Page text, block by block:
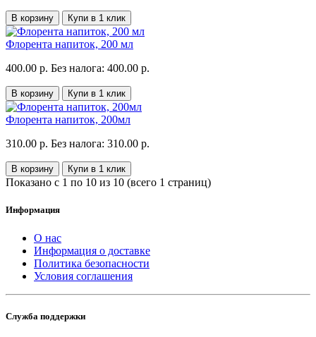
В корзину Купи в 1 клик
Флорента напиток, 200 мл
400.00 р. Без налога: 400.00 р.
В корзину Купи в 1 клик
Флорента напиток, 200мл
310.00 р. Без налога: 310.00 р.
В корзину Купи в 1 клик
Показано с 1 по 10 из 10 (всего 1 страниц)
Информация
О нас
Информация о доставке
Политика безопасности
Условия соглашения
Служба поддержки